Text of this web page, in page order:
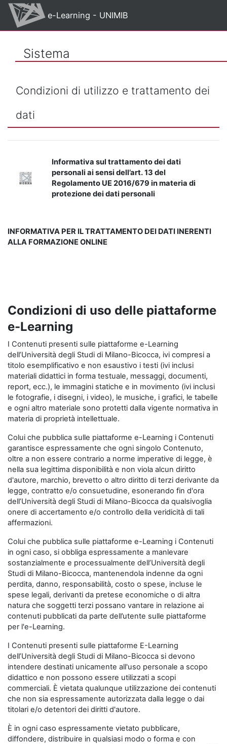
Vai al contenuto principale
e-Learning - UNIMIB
Sistema
Condizioni di utilizzo e trattamento dei
dati
Informativa sul trattamento dei dati
personali ai sensi dell’art. 13 del
Regolamento UE 2016/679 in materia di
protezione dei dati personali
INFORMATIVA PER IL TRATTAMENTO DEI DATI INERENTI
ALLA FORMAZIONE ONLINE
Condizioni di uso delle piattaforme
e-Learning
I Contenuti presenti sulle piattaforme e-Learning
dell’Università degli Studi di Milano-Bicocca, ivi compresi a
titolo esemplificativo e non esaustivo i testi (ivi inclusi
materiali didattici in forma testuale, messaggi, documenti,
report, ecc.), le immagini statiche e in movimento (ivi inclusi
le fotografie, i disegni, i video), le musiche, i grafici, le tabelle
e ogni altro materiale sono protetti dalla vigente normativa in
materia di proprietà intellettuale.
Colui che pubblica sulle piattaforme e-Learning i Contenuti
garantisce espressamente che ogni singolo Contenuto,
oltre a non essere contrario a norme imperative di legge, è
nella sua legittima disponibilità e non viola alcun diritto
d'autore, marchio, brevetto o altro diritto di terzi derivante da
legge, contratto e/o consuetudine, esonerando fin d'ora
dell’Università degli Studi di Milano-Bicocca da qualsivoglia
onere di accertamento e/o controllo della veridicità di tali
affermazioni.
Colui che pubblica sulle piattaforme e-Learning i Contenuti
in ogni caso, si obbliga espressamente a manlevare
sostanzialmente e processualmente dell’Università degli
Studi di Milano-Bicocca, mantenendola indenne da ogni
perdita, danno, responsabilità, costo o spese, incluse le
spese legali, derivanti da pretese economiche o di altra
natura che soggetti terzi possano vantare in relazione ai
contenuti pubblicati da parte dell’utente sulle piattaforme
per l'e-Learning.
I Contenuti presenti sulle piattaforme E-Learning
dell’Università degli Studi di Milano-Bicocca si devono
intendere destinati unicamente all'uso personale a scopo
didattico e non possono essere utilizzati a scopi
commerciali. È vietata qualunque utilizzazione dei contenuti
che non sia espressamente autorizzata dalla legge o dai
titolari e/o detentori dei diritti d'autore.
È in ogni caso espressamente vietato pubblicare,
diffondere, distribuire in qualsiasi modo o forma e con